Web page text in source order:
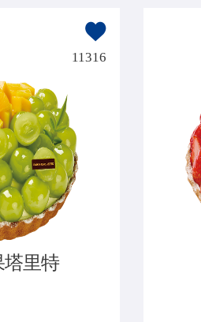
11316
塔里特